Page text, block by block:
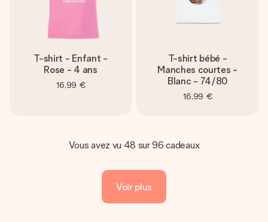
T-shirt - Enfant -
Rose - 4 ans
16,99 €
T-shirt bébé -
Manches courtes -
Blanc - 74/80
16,99 €
Vous avez vu 48 sur 96 cadeaux
Voir plus